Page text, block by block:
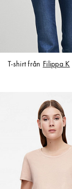
T-shirt från Filippa K